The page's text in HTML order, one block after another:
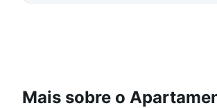
Mais sobre o